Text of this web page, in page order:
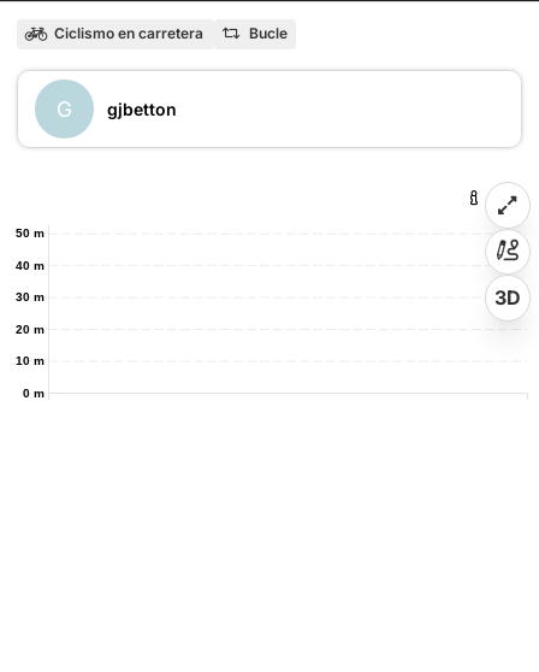
Ciclismo en carretera Bucle
G gjbetton
0 m
10 m
20 m
30 m
40 m
50 m
3D